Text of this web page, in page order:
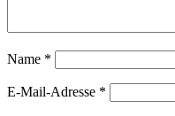
Name *
E-Mail-Adresse *